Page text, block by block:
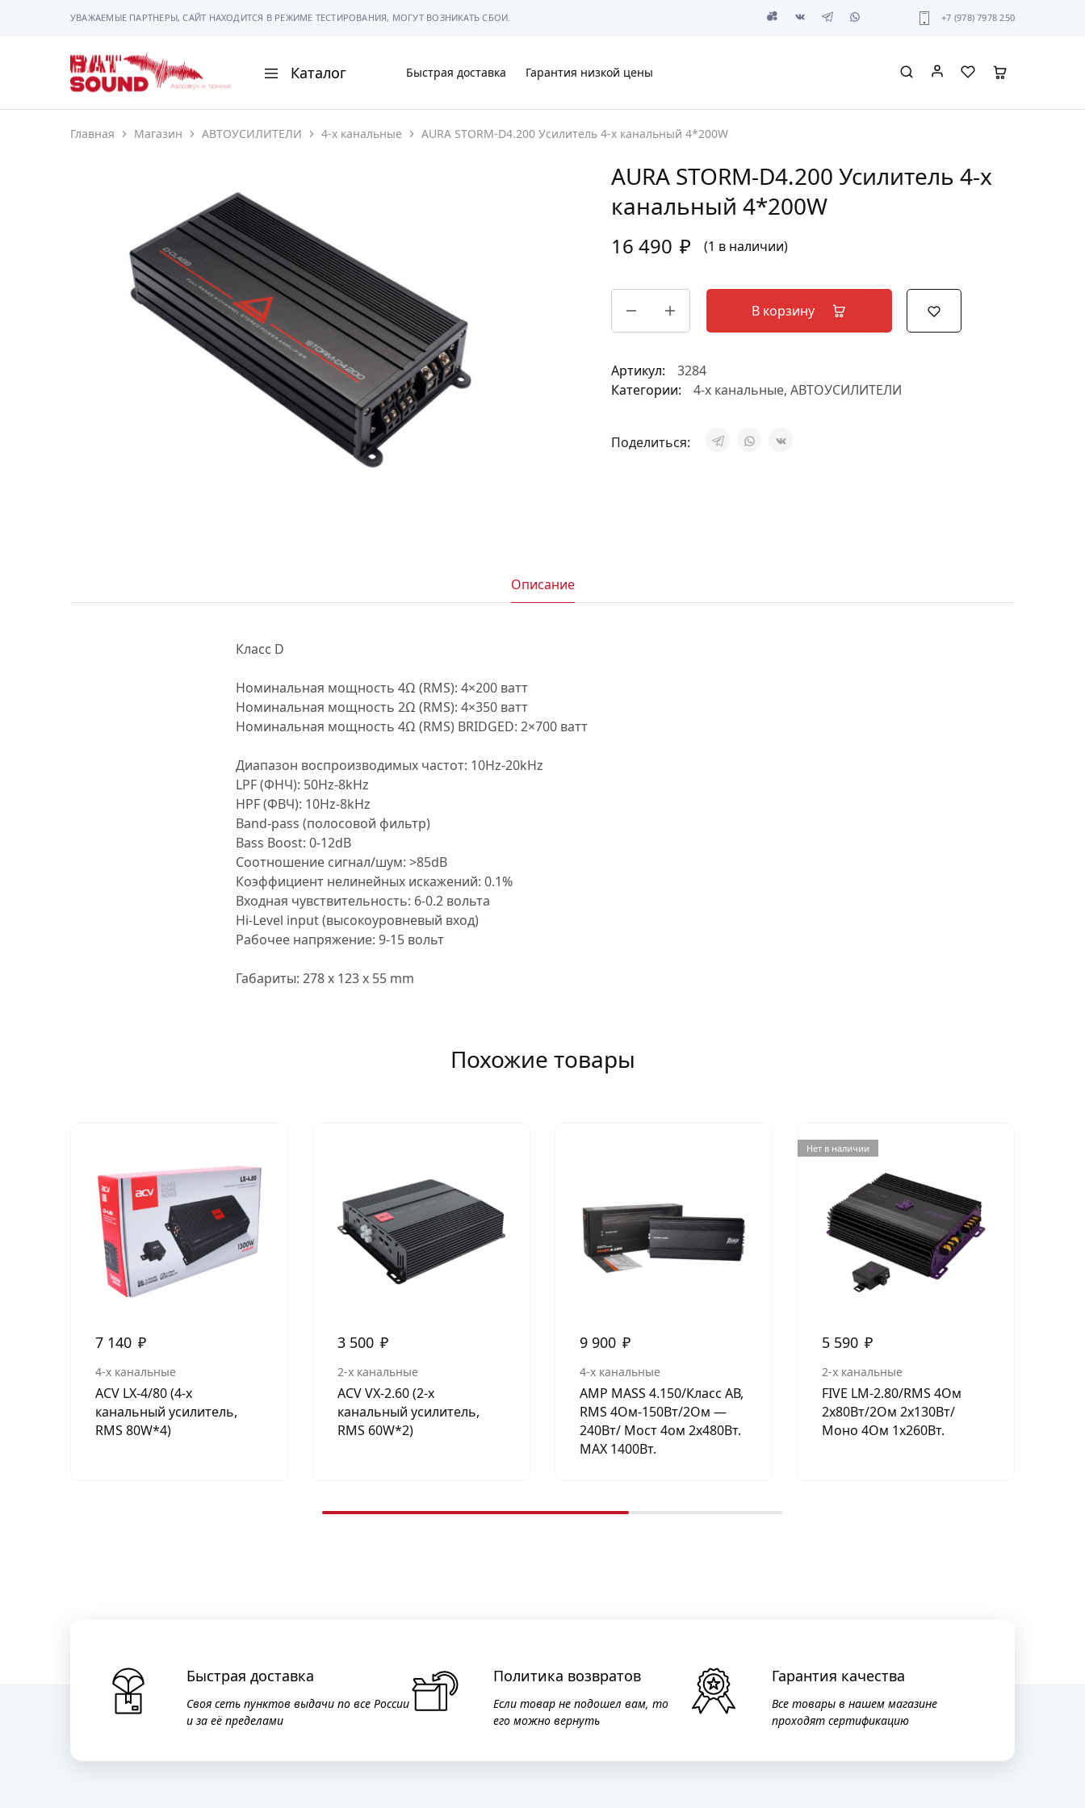
УВАЖАЕМЫЕ ПАРТНЕРЫ, САЙТ НАХОДИТСЯ В РЕЖИМЕ ТЕСТИРОВАНИЯ, МОГУТ ВОЗНИКАТЬ СБОИ. +7 (978) 7978 250
BAT
Sound
Каталог
АВТОМАГНИТОЛЫ
АКУСТИКА
РАМКИ И РАЗЪЕМЫ
ГАДЖЕТЫ
СИГНАЛИЗАЦИИ
ПОМОЩЬ ПРИ ПАРКОВКЕ
МУЗЫКАЛЬНЫЕ АКСЕССУАРЫ
АВТОУСИЛИТЕЛИ
САБВУФЕРЫ
Быстрая доставка Гарантия низкой цены
Главная Магазин АВТОУСИЛИТЕЛИ 4-х канальные AURA STORM-D4.200 Усилитель 4-х канальный 4*200W
AURA STORM-D4.200 Усилитель 4-х
канальный 4*200W
16 490 ₽ (1 в наличии)
В корзину
Артикул:
3284
Категории:
4-х канальные, АВТОУСИЛИТЕЛИ
Поделиться:
Описание
Класс D
Номинальная мощность 4Ω (RMS): 4×200 ватт
Номинальная мощность 2Ω (RMS): 4×350 ватт
Номинальная мощность 4Ω (RMS) BRIDGED: 2×700 ватт
Диапазон воспроизводимых частот: 10Hz-20kHz
LPF (ФНЧ): 50Hz-8kHz
HPF (ФВЧ): 10Hz-8kHz
Band-pass (полосовой фильтр)
Bass Boost: 0-12dB
Соотношение сигнал/шум: >85dB
Коэффициент нелинейных искажений: 0.1%
Входная чувствительность: 6-0.2 вольта
Hi-Level input (высокоуровневый вход)
Рабочее напряжение: 9-15 вольт
Габариты: 278 x 123 x 55 mm
Похожие товары
7 140 ₽
4-х канальные
ACV LX-4/80 (4-х
канальный усилитель,
RMS 80W*4)
3 500 ₽
2-х канальные
ACV VX-2.60 (2-х
канальный усилитель,
RMS 60W*2)
9 900 ₽
4-х канальные
AMP MASS 4.150/Класс АВ,
RMS 4Ом-150Вт/2Ом —
240Вт/ Мост 4ом 2х480Вт.
МАХ 1400Вт.
Нет в наличии
5 590 ₽
2-х канальные
FIVE LM-2.80/RMS 4Ом
2х80Вт/2Ом 2х130Вт/
Моно 4Ом 1х260Вт.
Быстрая доставка
Своя сеть пунктов выдачи по все России
и за её пределами
Политика возвратов
Если товар не подошел вам, то
его можно вернуть
Гарантия качества
Все товары в нашем магазине
проходят сертификацию